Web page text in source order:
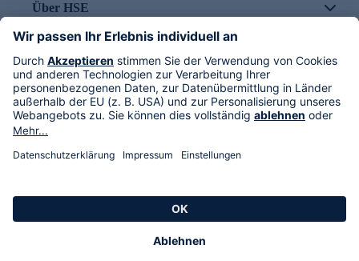
Über HSE
Im TV
HSE International